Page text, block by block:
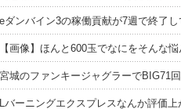
【画像】ほんと600玉でなにをそんな
Lバーニングエクスプレスなんか評価